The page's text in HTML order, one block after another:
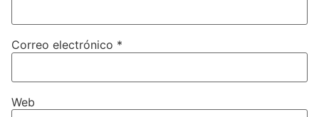
Correo electrónico *
Web